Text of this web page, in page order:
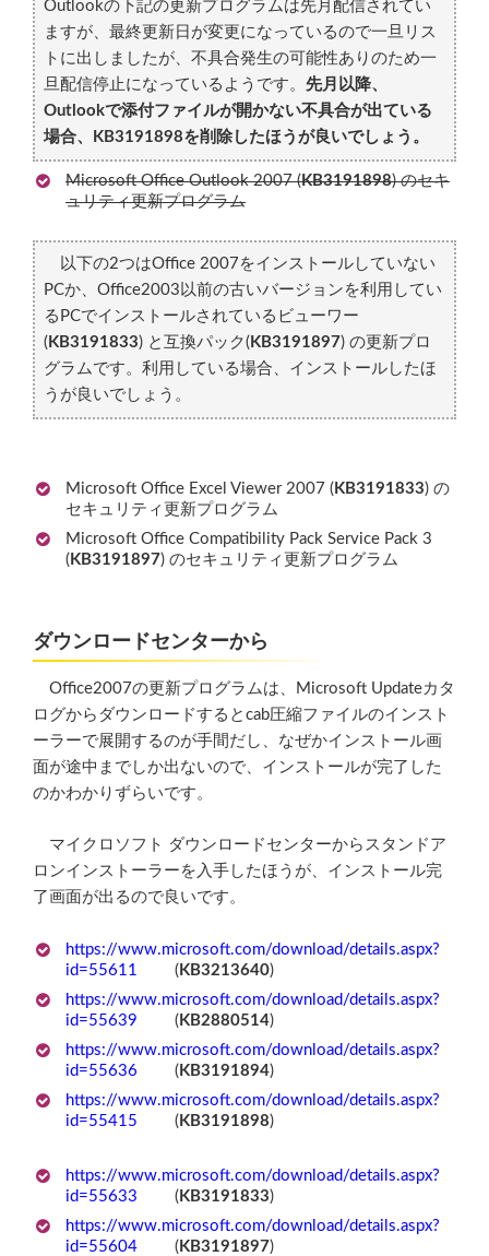
Outlookの下記の更新プログラムは先月配信されてい
ますが、最終更新日が変更になっているので一旦リス
トに出しましたが、不具合発生の可能性ありのため一
旦配信停止になっているようです。 先月以降、
Outlookで添付ファイルが開かない不具合が出ている
場合、KB3191898を削除したほうが良いでしょう。
Microsoft Office Outlook 2007 (KB3191898) のセキ
ュリティ更新プログラム
以下の2つはOffice 2007をインストールしていない
PCか、Office2003以前の古いバージョンを利用してい
るPCでインストールされているビューワー
( KB3191833) と互換パック( KB3191897) の更新プロ
グラムです。利用している場合、インストールしたほ
うが良いでしょう。
Microsoft Office Excel Viewer 2007 ( KB3191833) の
セキュリティ更新プログラム
Microsoft Office Compatibility Pack Service Pack 3
( KB3191897) のセキュリティ更新プログラム
ダウンロードセンターから
Office2007の更新プログラムは、Microsoft Updateカタ
ログからダウンロードするとcab圧縮ファイルのインスト
ーラーで展開するのが手間だし、なぜかインストール画
面が途中までしか出ないので、インストールが完了した
のかわかりずらいです。
マイクロソフト ダウンロードセンターからスタンドア
ロンインストーラーを入手したほうが、インストール完
了画面が出るので良いです。
https://www.microsoft.com/download/details.aspx?
id=55611 ( KB3213640)
https://www.microsoft.com/download/details.aspx?
id=55639 ( KB2880514)
https://www.microsoft.com/download/details.aspx?
id=55636 ( KB3191894)
https://www.microsoft.com/download/details.aspx?
id=55415 ( KB3191898)
https://www.microsoft.com/download/details.aspx?
id=55633
( KB3191833)
https://www.microsoft.com/download/details.aspx?
id=55604
( KB3191897)